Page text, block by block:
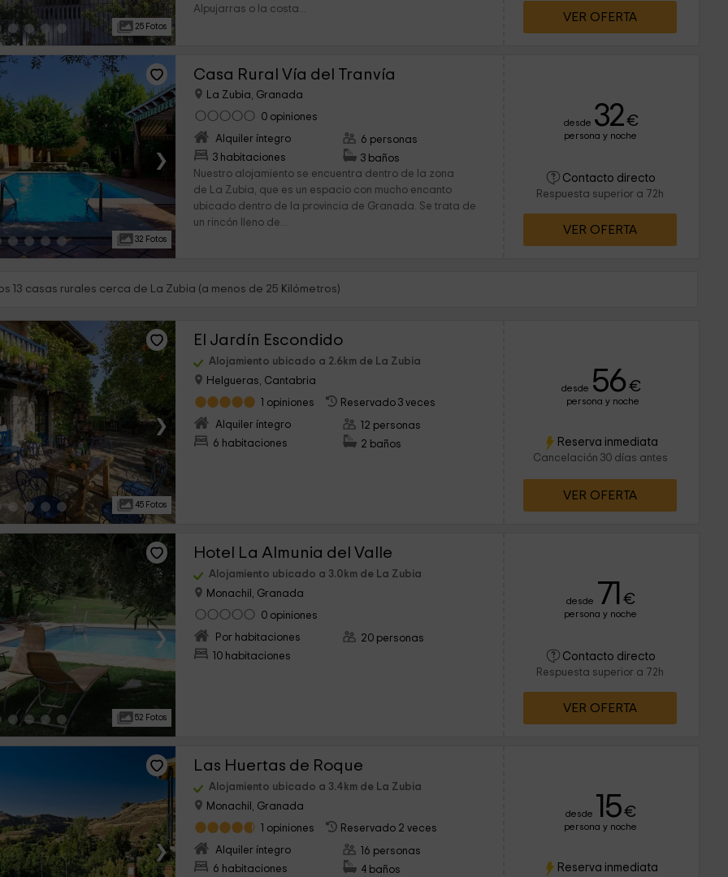
25 Fotos
Alpujarras o la costa...
VER OFERTA
›
32 Fotos
Casa Rural Vía del Tranvía
La Zubia, Granada
0 opiniones
Alquiler íntegro
3 habitaciones
6 personas
3 baños
Nuestro alojamiento se encuentra dentro de la zona
de La Zubia, que es un espacio con mucho encanto
ubicado dentro de la provincia de Granada. Se trata de
un rincón lleno de...
desde 32€
persona y noche
Contacto directo
Respuesta superior a 72h
VER OFERTA
13 casas rurales cerca de La Zubia (a menos de 25 Kilómetros)
›
45 Fotos
El Jardín Escondido
Alojamiento ubicado a 2.6km de La Zubia
Helgueras, Cantabria
1 opiniones
Reservado 3 veces
Alquiler íntegro
6 habitaciones
12 personas
2 baños
desde 56 €
persona y noche
Reserva inmediata
Cancelación 30 días antes
VER OFERTA
›
52 Fotos
Hotel La Almunia del Valle
Alojamiento ubicado a 3.0km de La Zubia
Monachil, Granada
0 opiniones
Por habitaciones
10 habitaciones
20 personas
desde 71 €
persona y noche
Contacto directo
Respuesta superior a 72h
VER OFERTA
›
Las Huertas de Roque
Alojamiento ubicado a 3.4km de La Zubia
Monachil, Granada
1 opiniones
Reservado 2 veces
Alquiler íntegro
6 habitaciones
16 personas
4 baños
desde 15€
persona y noche
Reserva inmediata